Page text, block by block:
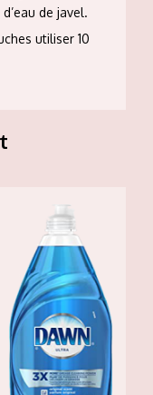
de javel.
utiliser 10